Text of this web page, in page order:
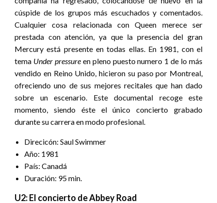
cúspide de los grupos más escuchados y comentados.
Cualquier cosa relacionada con Queen merece ser
prestada con atención, ya que la presencia del gran
Mercury está presente en todas ellas. En 1981, con el
tema Under pressureen pleno puesto numero 1 de lo más
vendido en Reino Unido, hicieron su paso por Montreal,
ofreciendo uno de sus mejores recitales que han dado
sobre un escenario. Este documental recoge este
momento, siendo éste el único concierto grabado
durante su carrera en modo profesional.
Direcicón: Saul Swimmer
Año: 1981
País: Canadá
Duración: 95 min.
U2: El concierto de Abbey Road